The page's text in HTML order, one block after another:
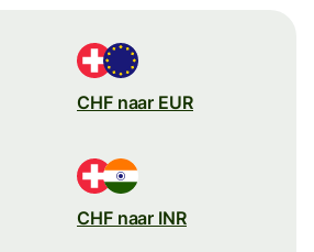
CHF naar EUR
CHF naar INR